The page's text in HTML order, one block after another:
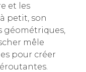
et les
petit, son
géométriques,
mêle
pour créer